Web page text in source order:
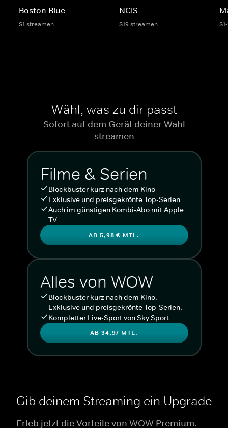
Boston Blue
S1 streamen
NCIS
S19 streamen
Wähl, was zu dir passt
Sofort auf dem Gerät deiner Wahl
streamen
Filme & Serien
Blockbuster kurz nach dem Kino
Exklusive und preisgekrönte Top-Serien
Auch im günstigen Kombi-Abo mit Apple
TV
AB 5,98 € MTL.
Alles von WOW
Blockbuster kurz nach dem Kino.
Exklusive und preisgekrönte Top-Serien.
Kompletter Live-Sport von Sky Sport
AB 34,97 MTL.
Gib deinem Streaming ein Upgrade
Erleb jetzt die Vorteile von WOW Premium.